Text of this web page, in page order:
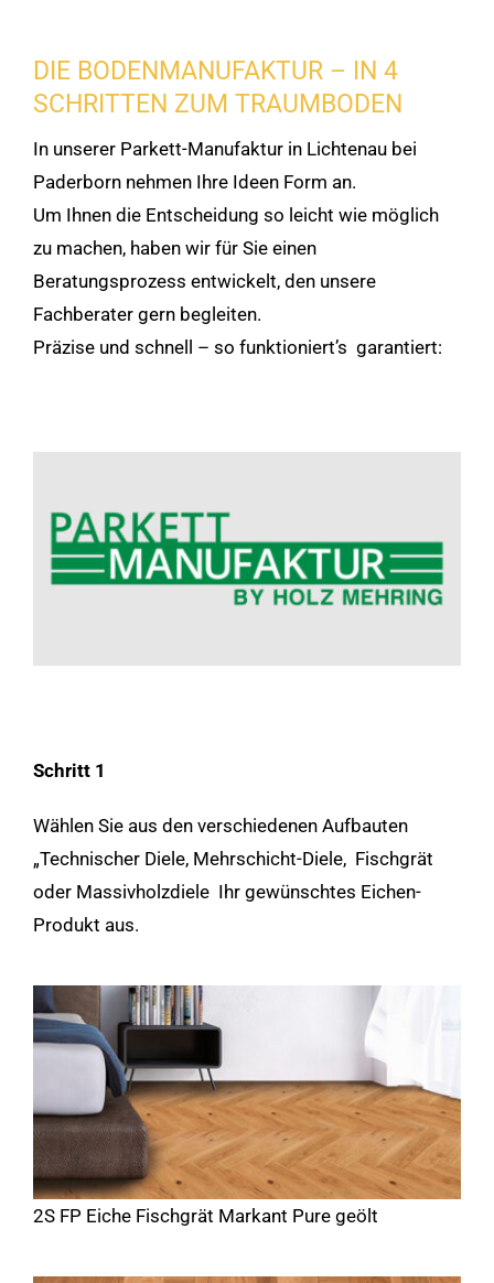
DIE BODENMANUFAKTUR – IN 4
SCHRITTEN ZUM TRAUMBODEN
In unserer Parkett-Manufaktur in Lichtenau bei
Paderborn nehmen Ihre Ideen Form an.
Um Ihnen die Entscheidung so leicht wie möglich
zu machen, haben wir für Sie einen
Beratungsprozess entwickelt, den unsere
Fachberater gern begleiten.
Präzise und schnell – so funktioniert’s garantiert:
Schritt 1
Wählen Sie aus den verschiedenen Aufbauten
„Technischer Diele, Mehrschicht-Diele, Fischgrät
oder Massivholzdiele Ihr gewünschtes Eichen-
Produkt aus.
2S FP Eiche Fischgrät Markant Pure geölt